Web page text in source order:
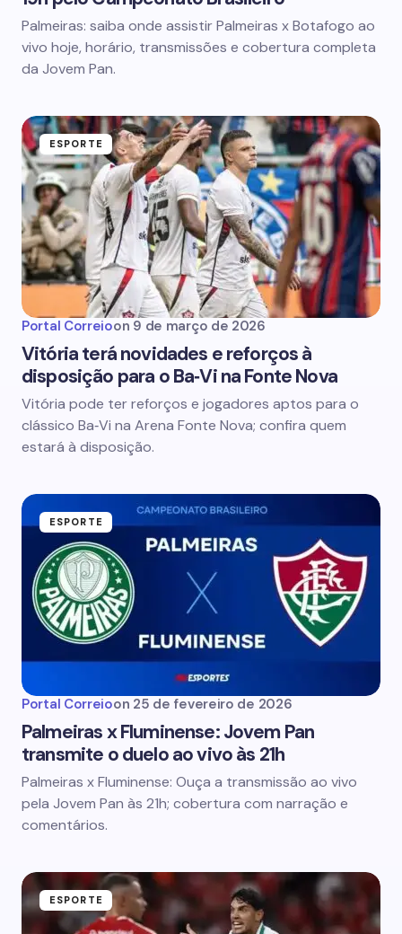
Palmeiras: saiba onde assistir Palmeiras x Botafogo ao
vivo hoje, horário, transmissões e cobertura completa
da Jovem Pan.
ESPORTE
Portal Correioon 9 de março de 2026
Vitória terá novidades e reforços à
disposição para o Ba‑Vi na Fonte Nova
Vitória pode ter reforços e jogadores aptos para o
clássico Ba‑Vi na Arena Fonte Nova; confira quem
estará à disposição.
ESPORTE
Portal Correioon 25 de fevereiro de 2026
Palmeiras x Fluminense: Jovem Pan
transmite o duelo ao vivo às 21h
Palmeiras x Fluminense: Ouça a transmissão ao vivo
pela Jovem Pan às 21h; cobertura com narração e
comentários.
ESPORTE